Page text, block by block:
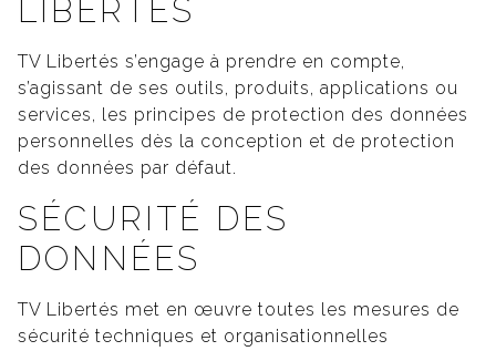
LIBERTES
TV Libertés s’engage à prendre en compte,
s’agissant de ses outils, produits, applications ou
services, les principes de protection des données
personnelles dès la conception et de protection
des données par défaut.
SÉCURITÉ DES
DONNÉES
TV Libertés met en œuvre toutes les mesures de
sécurité techniques et organisationnelles